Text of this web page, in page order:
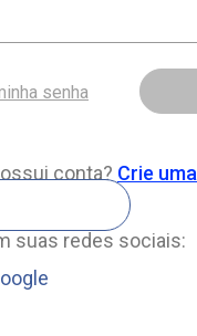
senha
conta? Crie
suas redes sociais: